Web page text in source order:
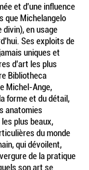
et d'une influence
que Michelangelo
en usage
Ses exploits de
uniques et
d'art les plus
Bibliotheca
Michel-Ange,
forme et du détail,
anatomies
plus beaux,
du monde
qui dévoilent,
de la pratique
son art se